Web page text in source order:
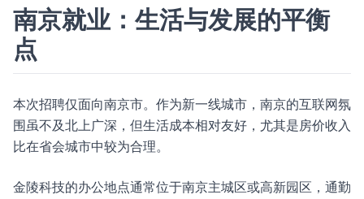
南京就业：生活与发展的平衡
点
本次招聘仅面向南京市。作为新一线城市，南京的互联网氛
围虽不及北上广深，但生活成本相对友好，尤其是房价收入
比在省会城市中较为合理。
金陵科技的办公地点通常位于南京主城区或高新园区，通勤